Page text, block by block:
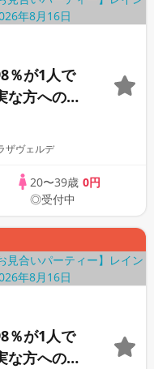
％が1人で
方への婚
ザヴェルデ
20〜39歳 0円
◎受付中
％が1人で
方への婚